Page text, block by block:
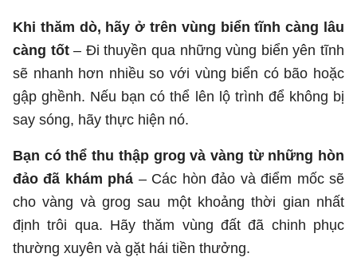
Khi thăm dò, hãy ở trên vùng biển tĩnh càng lâu
càng tốt– Đi thuyền qua những vùng biển yên tĩnh
sẽ nhanh hơn nhiều so với vùng biển có bão hoặc
gập ghềnh. Nếu bạn có thể lên lộ trình để không bị
say sóng, hãy thực hiện nó.
Bạn có thể thu thập grog và vàng từ những hòn
đảo đã khám phá – Các hòn đảo và điểm mốc sẽ
cho vàng và grog sau một khoảng thời gian nhất
định trôi qua. Hãy thăm vùng đất đã chinh phục
thường xuyên và gặt hái tiền thưởng.